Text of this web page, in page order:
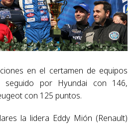
en el certamen de equipos
seguido por Hyundai con 146,
con 125 puntos.
la lidera Eddy Mión (Renault)